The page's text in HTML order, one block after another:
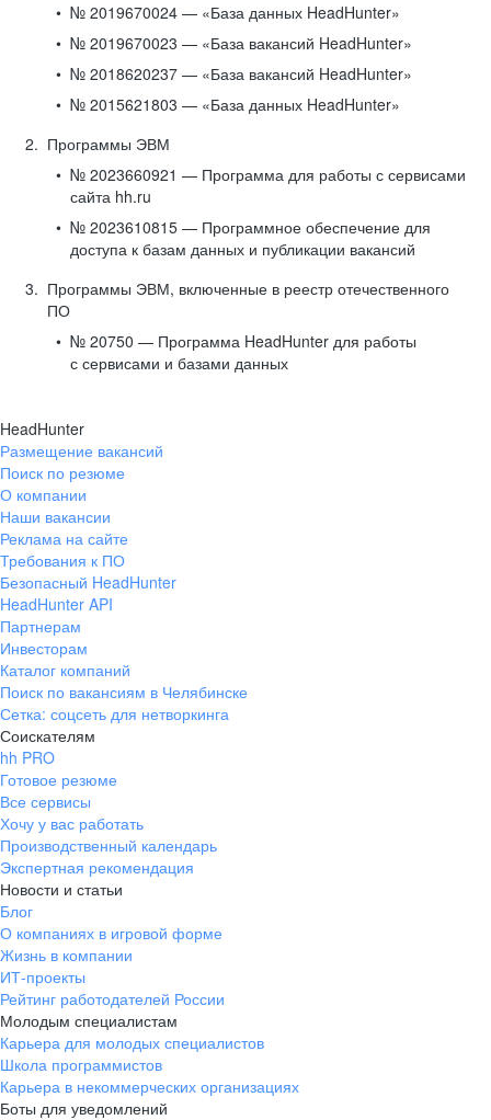
№ 2019670024 — «База данных HeadHunter»
№ 2019670023 — «База вакансий HeadHunter»
№ 2018620237 — «База вакансий HeadHunter»
№ 2015621803 — «База данных HeadHunter»
Программы ЭВМ
№ 2023660921 — Программа для работы с сервисами
сайта hh.ru
№ 2023610815 — Программное обеспечение для
доступа к базам данных и публикации вакансий
Программы ЭВМ, включенные в реестр отечественного
ПО
№ 20750 — Программа HeadHunter для работы
с сервисами и базами данных
HeadHunter
Размещение вакансий
Поиск по резюме
О компании
Наши вакансии
Реклама на сайте
Требования к ПО
Безопасный HeadHunter
HeadHunter API
Партнерам
Инвесторам
Каталог компаний
Поиск по вакансиям в Челябинске
Сетка: соцсеть для нетворкинга
Соискателям
hh PRO
Готовое резюме
Все сервисы
Хочу у вас работать
Производственный календарь
Экспертная рекомендация
Новости и статьи
Блог
О компаниях в игровой форме
Жизнь в компании
ИТ-проекты
Рейтинг работодателей России
Молодым специалистам
Карьера для молодых специалистов
Школа программистов
Карьера в некоммерческих организациях
Боты для уведомлений